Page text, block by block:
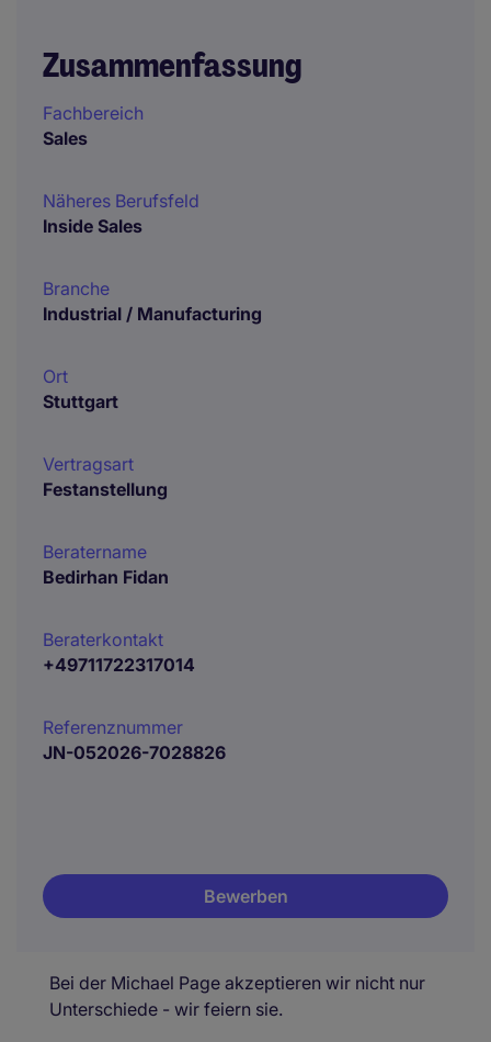
Zusammenfassung
Fachbereich
Sales
Näheres Berufsfeld
Inside Sales
Branche
Industrial / Manufacturing
Ort
Stuttgart
Vertragsart
Festanstellung
Beratername
Bedirhan Fidan
Beraterkontakt
+49711722317014
Referenznummer
JN-052026-7028826
Bewerben
Bei der Michael Page akzeptieren wir nicht nur
Unterschiede - wir feiern sie.